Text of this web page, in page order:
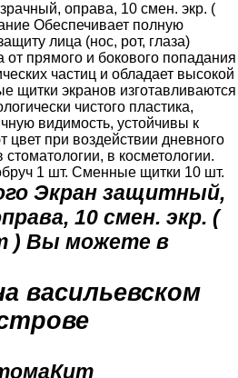
оправа, 10 смен. экр. (
Обеспечивает полную
лица (нос, рот, глаза)
от прямого и бокового попадания
частиц и обладает высокой
щитки экранов изготавливаются
чистого пластика,
видимость, устойчивы к
при воздействии дневного
стоматологии, в косметологии.
1 шт. Сменные щитки 10 шт.
Экран защитный,
10 смен. экр. (
) Вы можете в
васильевском